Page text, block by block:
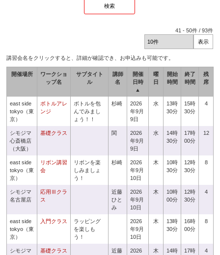
41 -50件 /93件
講習会名をクリックすると、詳細が確認でき、お申込みも可能です。
開催場所
ワークショ
ップ名
サブタイト
ル
講師
名
開催
日時
▲
曜
日
開始
時間
終了
時間
残
席
east side
tokyo（東
京）
ボトルアレ
ンジ
ボトルを包
んでみまし
ょう！！
杉崎
2026
年9月
9日
水
13時
30分
15時
30分
4
シモジマ
心斎橋店
（大阪）
基礎クラス 関
2026
年9月
9日
水
14時
30分
17時
00分
12
east side
tokyo（東
京）
リボン講習
会
リボンを楽
しみましょ
う！
杉崎
2026
年9月
10日
木
10時
30分
12時
30分
8
シモジマ
名古屋店
応用Ⅲクラ
ス
近藤
ひと
み
2026
年9月
10日
木
10時
00分
12時
30分
4
east side
tokyo（東
京）
入門クラス
ラッピング
を楽しも
う！
2026
年9月
10日
木
13時
30分
16時
00分
8
シモジマ
基礎クラス
近藤
2026
木
14時
17時
4